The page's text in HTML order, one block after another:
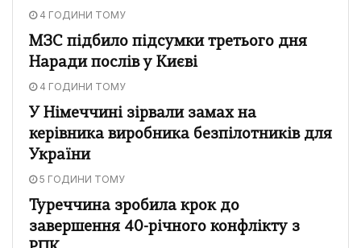
4 ГОДИНИ ТОМУ
МЗС підбило підсумки третього дня
Наради послів у Києві
4 ГОДИНИ ТОМУ
У Німеччині зірвали замах на
керівника виробника безпілотників для
України
5 ГОДИНИ ТОМУ
Туреччина зробила крок до
завершення 40-річного конфлікту з